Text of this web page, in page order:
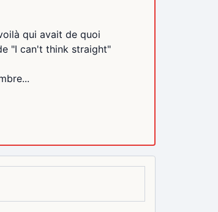
qui avait de quoi
"I can't think straight"